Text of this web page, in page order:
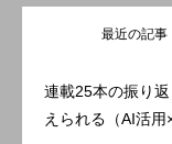
最近の記事
連載25本の振り
えられる（AI活用